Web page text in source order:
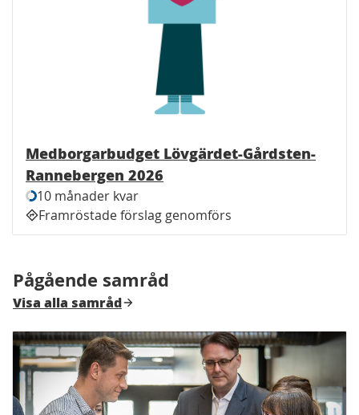
Medborgarbudget Lövgärdet-Gårdsten-
Rannebergen 2026
10 månader kvar
Framröstade förslag genomförs
Pågående samråd
Visa alla samråd